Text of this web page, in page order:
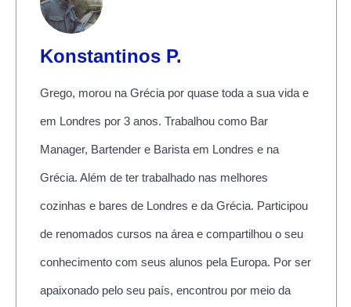
Konstantinos P.
Grego, morou na Grécia por quase toda a sua vida e
em Londres por 3 anos. Trabalhou como Bar
Manager, Bartender e Barista em Londres e na
Grécia. Além de ter trabalhado nas melhores
cozinhas e bares de Londres e da Grécia. Participou
de renomados cursos na área e compartilhou o seu
conhecimento com seus alunos pela Europa. Por ser
apaixonado pelo seu país, encontrou por meio da